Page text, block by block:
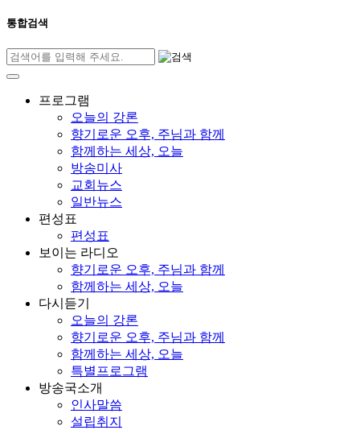
통합검색
프로그램
오늘의 강론
향기로운 오후, 주님과 함께
함께하는 세상, 오늘
방송미사
교회뉴스
일반뉴스
편성표
편성표
보이는 라디오
향기로운 오후, 주님과 함께
함께하는 세상, 오늘
다시듣기
오늘의 강론
향기로운 오후, 주님과 함께
함께하는 세상, 오늘
특별프로그램
방송국소개
인사말씀
설립취지